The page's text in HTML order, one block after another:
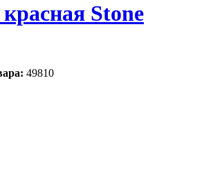
Stone
49810